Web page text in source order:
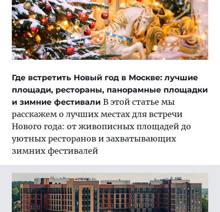
Где встретить Новый год в Москве: лучшие
площади, рестораны, панорамные площадки
и зимние фестивали В этой статье мы
расскажем о лучших местах для встречи
Нового года: от живописных площадей до
уютных ресторанов и захватывающих
зимних фестивалей